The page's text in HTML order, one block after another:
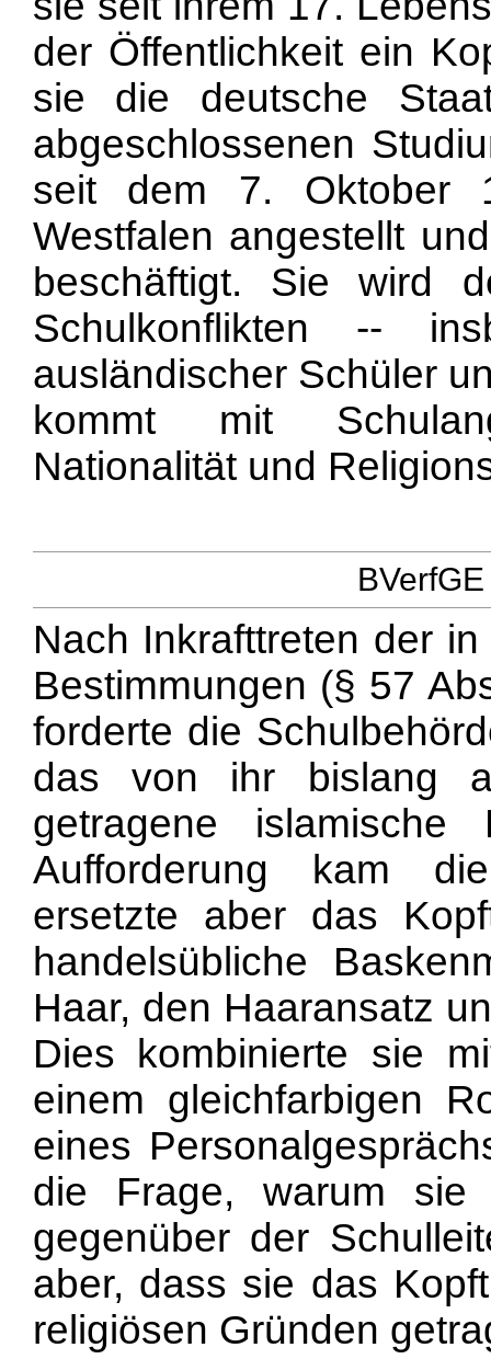
der Öffentlichkeit ein
sie die deutsche
abgeschlossenen
seit dem 7. Oktober
Westfalen angestellt
beschäftigt. Sie wird
Schulkonflikten --
ausländischer Schüler
kommt mit
Nationalität und
Nach Inkrafttreten der
Bestimmungen (§ 57
forderte die
das von ihr bislang
getragene islamische
Aufforderung kam
ersetzte aber das
handelsübliche
Haar, den Haaransatz
Dies kombinierte sie
einem gleichfarbigen
eines
die Frage, warum sie
gegenüber der
aber, dass sie das
religiösen Gründen